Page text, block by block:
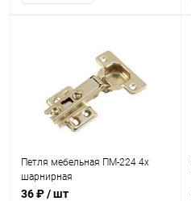
Петля мебельная ПМ-224 4х
шарнирная
36 ₽/ шт